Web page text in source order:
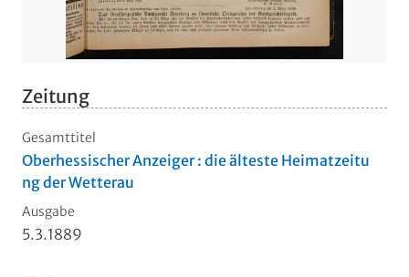
Zeitung
Gesamttitel
Oberhessischer Anzeiger : die älteste Heimatzeitu
ng der Wetterau
Ausgabe
5.3.1889